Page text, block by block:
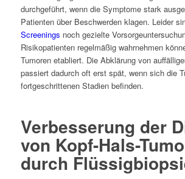
durchgeführt, wenn die Symptome stark
Patienten über Beschwerden klagen. Leider
Screenings noch gezielte
Risikopatienten regelmäßig wahrnehmen
Tumoren etabliert. Die Abklärung von
passiert dadurch oft erst spät, wenn sich die
fortgeschrittenen Stadien befinden.
Verbesserung der
von Kopf-Hals-
durch